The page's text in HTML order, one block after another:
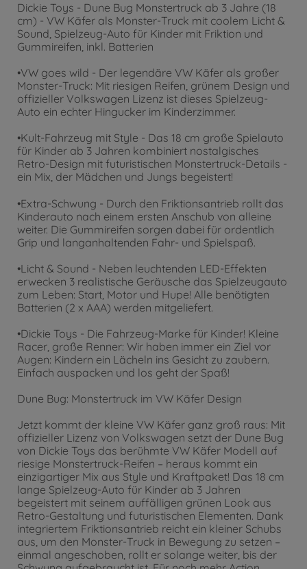
Dickie Toys - Dune Bug Monstertruck ab 3 Jahre (18
cm) - VW Käfer als Monster-Truck mit coolem Licht &
Sound, Spielzeug-Auto für Kinder mit Friktion und
Gummireifen, inkl. Batterien
•VW goes wild - Der legendäre VW Käfer als großer
Monster-Truck: Mit riesigen Reifen, grünem Design und
offizieller Volkswagen Lizenz ist dieses Spielzeug-
Auto ein echter Hingucker im Kinderzimmer.
•Kult-Fahrzeug mit Style - Das 18 cm große Spielauto
für Kinder ab 3 Jahren kombiniert nostalgisches
Retro-Design mit futuristischen Monstertruck-Details -
ein Mix, der Mädchen und Jungs begeistert!
•Extra-Schwung - Durch den Friktionsantrieb rollt das
Kinderauto nach einem ersten Anschub von alleine
weiter. Die Gummireifen sorgen dabei für ordentlich
Grip und langanhaltenden Fahr- und Spielspaß.
•Licht & Sound - Neben leuchtenden LED-Effekten
erwecken 3 realistische Geräusche das Spielzeugauto
zum Leben: Start, Motor und Hupe! Alle benötigten
Batterien (2 x AAA) werden mitgeliefert.
•Dickie Toys - Die Fahrzeug-Marke für Kinder! Kleine
Racer, große Renner: Wir haben immer ein Ziel vor
Augen: Kindern ein Lächeln ins Gesicht zu zaubern.
Einfach auspacken und los geht der Spaß!
Dune Bug: Monstertruck im VW Käfer Design
Jetzt kommt der kleine VW Käfer ganz groß raus: Mit
offizieller Lizenz von Volkswagen setzt der Dune Bug
von Dickie Toys das berühmte VW Käfer Modell auf
riesige Monstertruck-Reifen – heraus kommt ein
einzigartiger Mix aus Style und Kraftpaket! Das 18 cm
lange Spielzeug-Auto für Kinder ab 3 Jahren
begeistert mit seinem auffälligen grünen Look aus
Retro-Gestaltung und futuristischen Elementen. Dank
integriertem Friktionsantrieb reicht ein kleiner Schubs
aus, um den Monster-Truck in Bewegung zu setzen –
einmal angeschoben, rollt er solange weiter, bis der